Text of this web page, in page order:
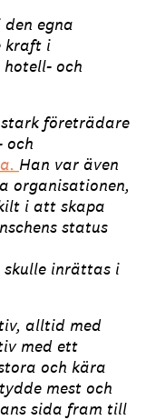
egna
kraft i
hotell- och
företrädare
och
Han var även
organisationen,
i att skapa
status
skulle inrättas i
alltid med
med ett
och kära
mest och
sida fram till